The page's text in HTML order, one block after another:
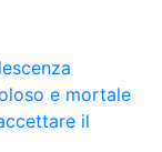
e mortale
il